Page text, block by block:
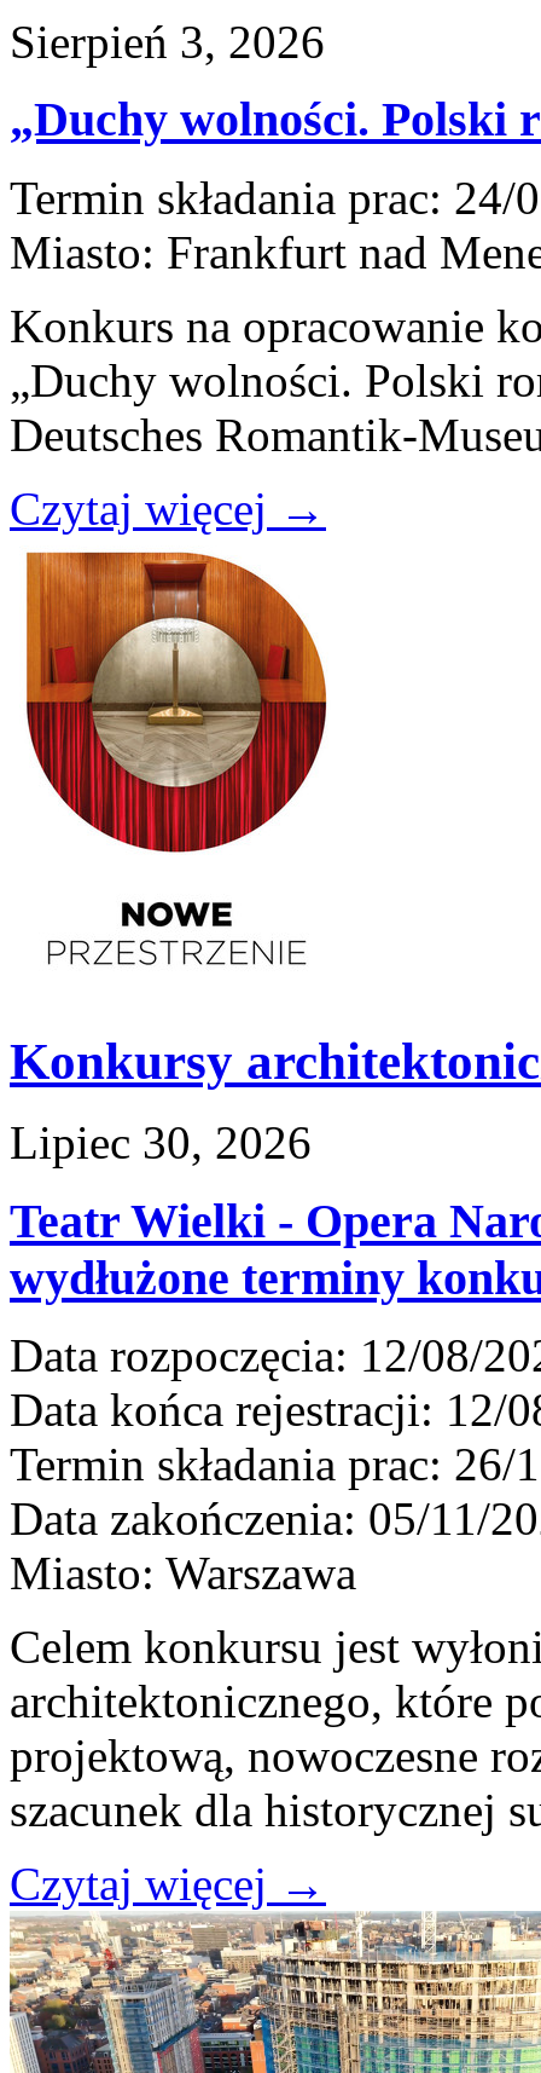
Sierpień 3, 2026
„Duchy wolności. Polski
Termin składania prac: 24/
Miasto: Frankfurt nad
Konkurs na opracowanie
„Duchy wolności. Polski
Deutsches Romantik-
Czytaj więcej →
Konkursy
Lipiec 30, 2026
Teatr Wielki - Opera
wydłużone terminy
Data rozpoczęcia: 12/08/
Data końca rejestracji: 12/
Termin składania prac: 26/
Data zakończenia: 05/11/
Miasto: Warszawa
Celem konkursu jest
architektonicznego, które
projektową, nowoczesne
szacunek dla historycznej
Czytaj więcej →